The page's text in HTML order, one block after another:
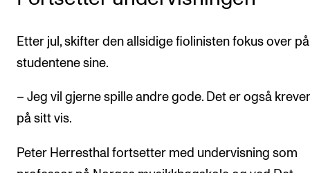
Etter jul, skifter den allsidige fiolinisten fokus over på
studentene sine.
– Jeg vil gjerne spille andre gode. Det er også
på sitt vis.
Peter Herresthal fortsetter med undervisning som